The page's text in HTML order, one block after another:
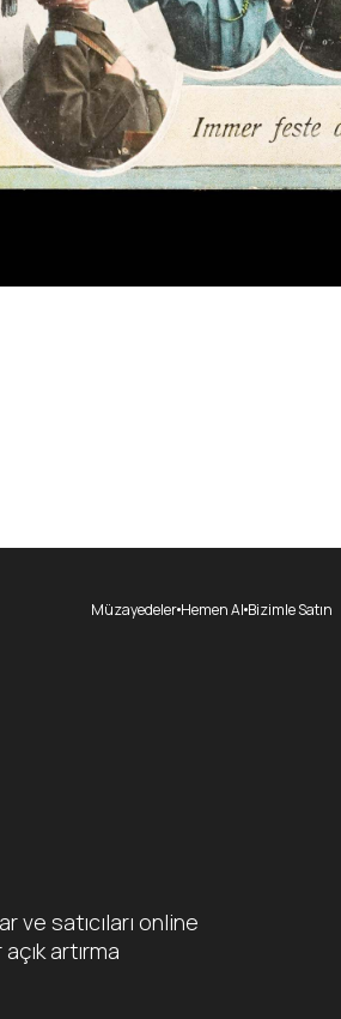
MüzayedelerHemen Al Bizimle Satın
ve satıcıları online
artırma